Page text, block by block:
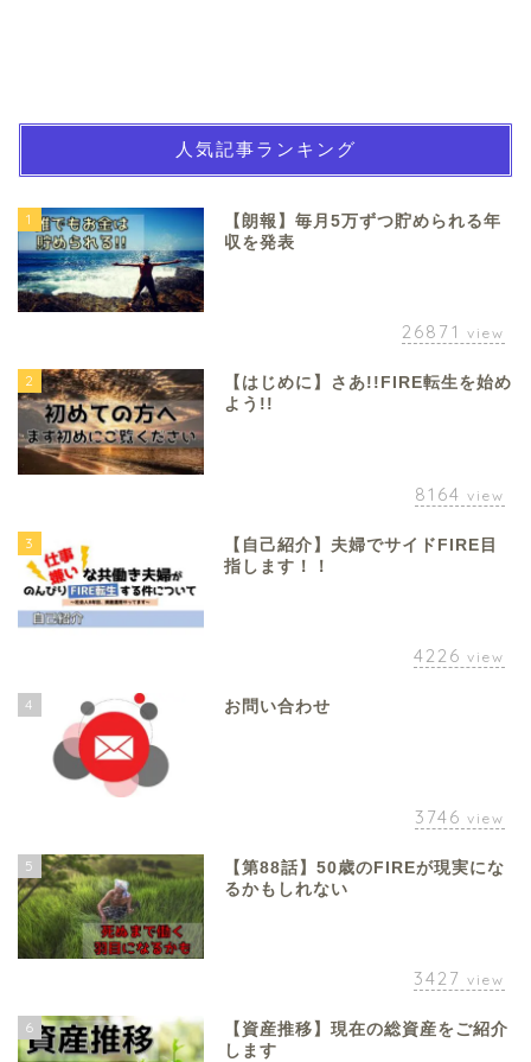
人気記事ランキング
1
【朗報】毎月5万ずつ貯められる年
収を発表
26871 view
2
【はじめに】さあ!!FIRE転生を始め
よう!!
8164 view
3
【自己紹介】夫婦でサイドFIRE目
指します！！
4226 view
4 お問い合わせ
3746 view
5
【第88話】50歳のFIREが現実にな
るかもしれない
3427 view
6
【資産推移】現在の総資産をご紹介
します